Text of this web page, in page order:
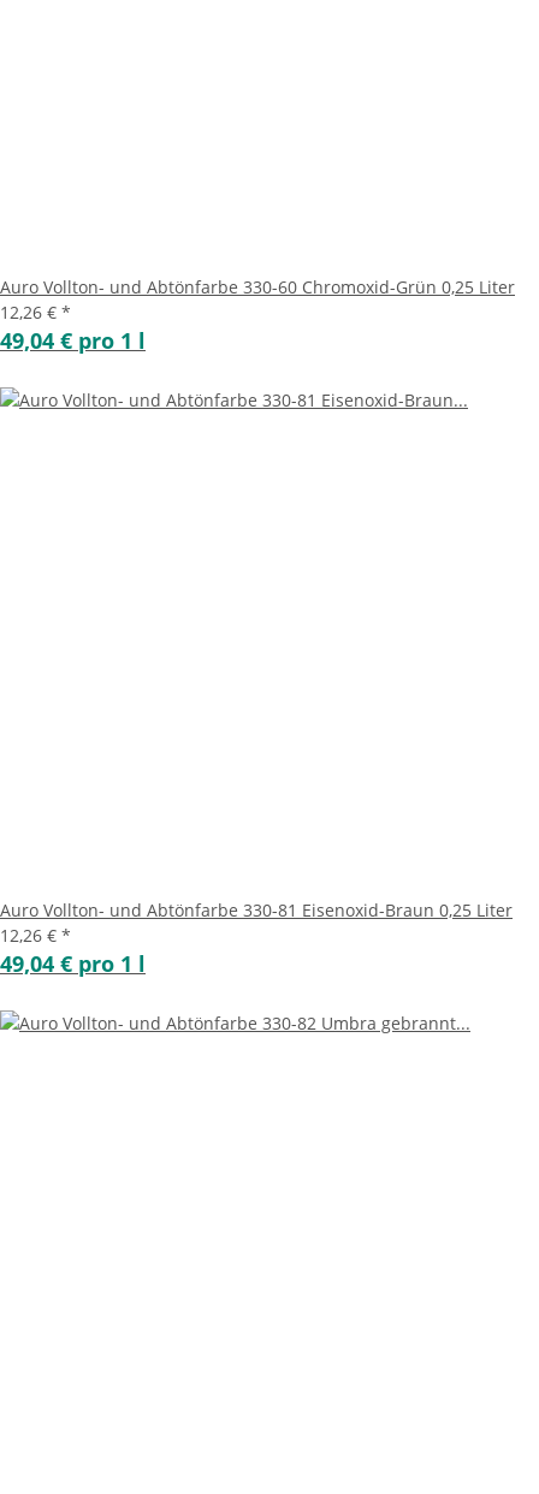
Auro Vollton- und Abtönfarbe 330-60 Chromoxid-Grün 0,25 Liter
12,26 € *
49,04 € pro 1 l
Auro Vollton- und Abtönfarbe 330-81 Eisenoxid-Braun 0,25 Liter
12,26 € *
49,04 € pro 1 l